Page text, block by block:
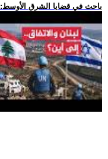
.. باحث في قضايا الشرق الأوسط: